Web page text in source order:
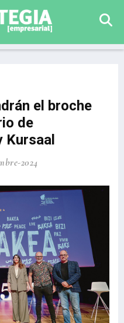
el broche
de
Kursaal
2024